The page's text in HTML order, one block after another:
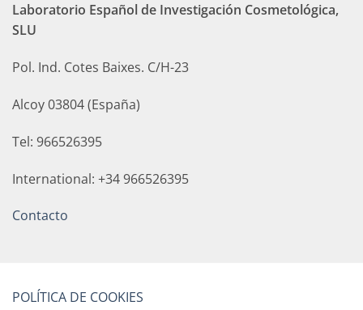
Laboratorio Español de Investigación Cosmetológica,
SLU
Pol. Ind. Cotes Baixes. C/H-23
Alcoy 03804 (España)
Tel: 966526395
International: +34 966526395
Contacto
POLÍTICA DE COOKIES